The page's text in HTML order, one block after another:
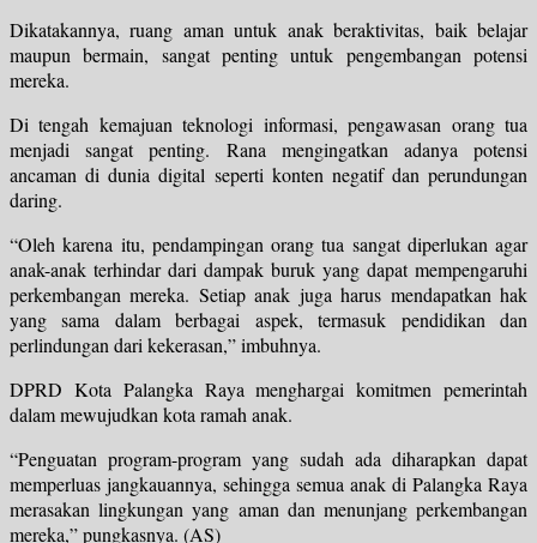
Dikatakannya, ruang aman untuk anak beraktivitas, baik belajar
maupun bermain, sangat penting untuk pengembangan potensi
mereka.
Di tengah kemajuan teknologi informasi, pengawasan orang tua
menjadi sangat penting. Rana mengingatkan adanya potensi
ancaman di dunia digital seperti konten negatif dan perundungan
daring.
“Oleh karena itu, pendampingan orang tua sangat diperlukan agar
anak-anak terhindar dari dampak buruk yang dapat mempengaruhi
perkembangan mereka. Setiap anak juga harus mendapatkan hak
yang sama dalam berbagai aspek, termasuk pendidikan dan
perlindungan dari kekerasan,” imbuhnya.
DPRD Kota Palangka Raya menghargai komitmen pemerintah
dalam mewujudkan kota ramah anak.
“Penguatan program-program yang sudah ada diharapkan dapat
memperluas jangkauannya, sehingga semua anak di Palangka Raya
merasakan lingkungan yang aman dan menunjang perkembangan
mereka,” pungkasnya. (AS)